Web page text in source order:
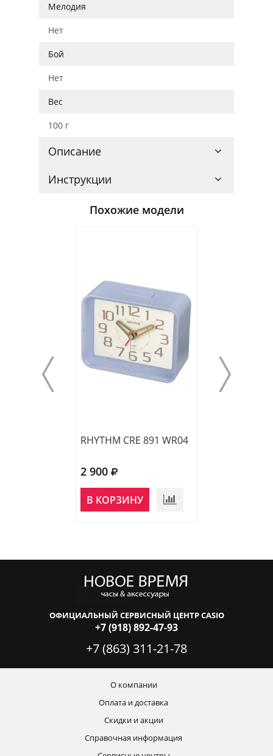
Мелодия
Нет
Бой
Нет
Вес
100 г
Описание
Инструкции
Похожие модели
RHYTHM CRE 891 WR04
2 900
В КОРЗИНУ
ОФИЦИАЛЬНЫЙ СЕРВИСНЫЙ ЦЕНТР CASIO
+7 (918) 892-47-93
+7 (863) 311-21-78
О компании
Оплата и доставка
Скидки и акции
Справочная информация